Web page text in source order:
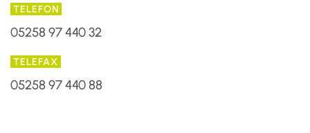
TELEFON
05258 97 440 32
TELEFAX
05258 97 440 88